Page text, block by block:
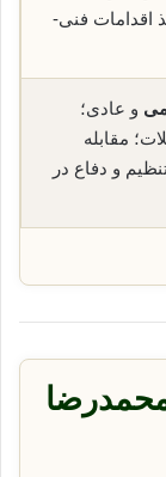
اقدامات فنی-
و عادی؛
مقابله
و دفاع در